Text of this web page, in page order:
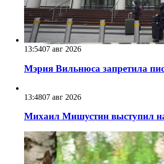
13:5407 авг 2026
Мэрия Вильнюса запретила
13:4807 авг 2026
Михаил Мишустин выступил на